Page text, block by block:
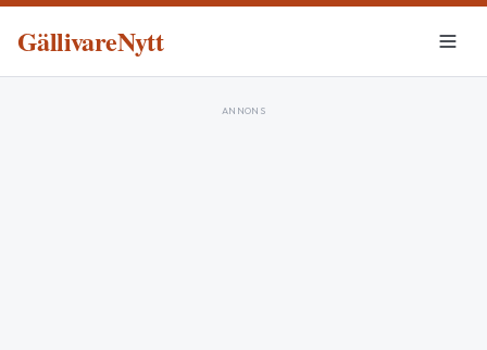
GällivareNytt
ANNONS